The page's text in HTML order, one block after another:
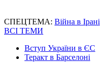
СПЕЦТЕМА: Війна в Ірані
ВСІ ТЕМИ
Вступ України в ЄС
Теракт в Барселоні